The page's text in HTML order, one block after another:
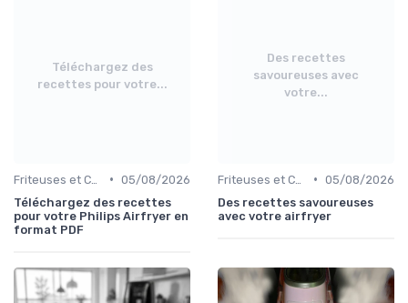
Téléchargez des
recettes pour votre...
• 05/08/2026
Téléchargez des recettes
pour votre Philips Airfryer en
format PDF
Des recettes
savoureuses avec
votre...
• 05/08/2026
Des recettes savoureuses
avec votre airfryer